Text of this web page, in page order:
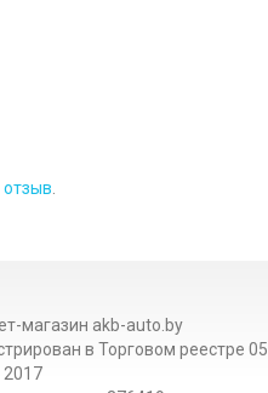
отзыв.
магазин akb-auto.by
в Торговом реестре 05
2017